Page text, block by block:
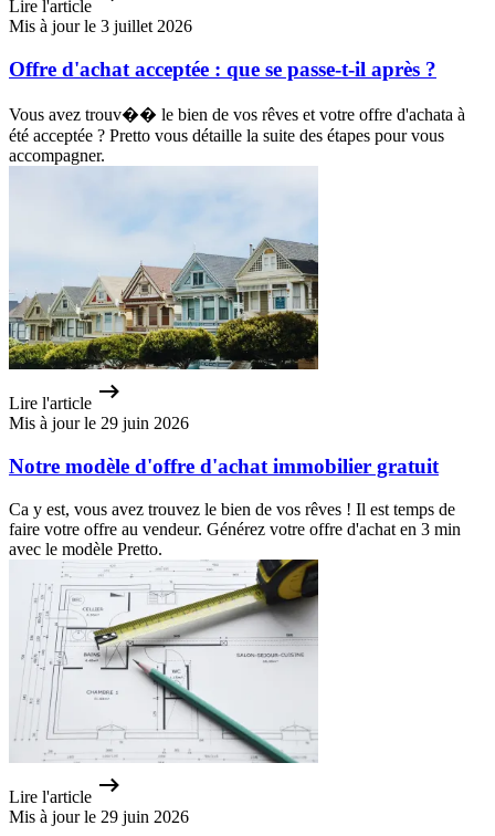
Lire l'article
Mis à jour le 3 juillet 2026
Offre d'achat acceptée : que se passe-t-il après ?
Vous avez trouv�� le bien de vos rêves et votre offre d'achata à
été acceptée ? Pretto vous détaille la suite des étapes pour vous
accompagner.
Lire l'article
Mis à jour le 29 juin 2026
Notre modèle d'offre d'achat immobilier gratuit
Ca y est, vous avez trouvez le bien de vos rêves ! Il est temps de
faire votre offre au vendeur. Générez votre offre d'achat en 3 min
avec le modèle Pretto.
Lire l'article
Mis à jour le 29 juin 2026